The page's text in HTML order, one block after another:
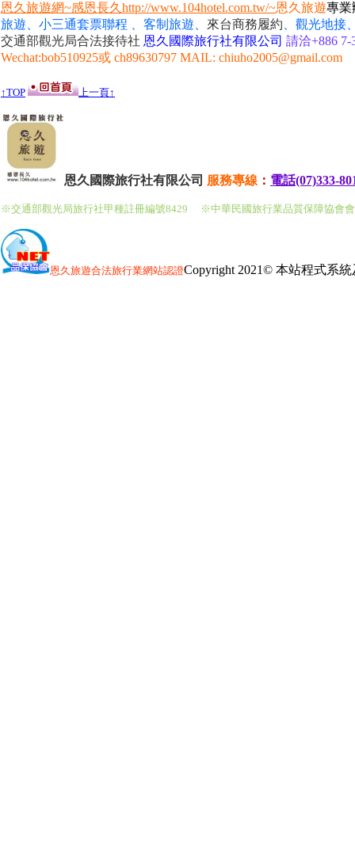
恩久旅遊網~感恩長久http://www.104hotel.com.tw/~恩久旅遊專業
旅遊、小三通套票聯程 、客制旅遊、 來台商務履約
觀光地接
交通部觀光局合法接待社 恩久國際旅行社有限公司 請洽+886 7-
Wechat:bob510925或 ch89630797 MAIL: chiuho2005@gmail.com
↑TOP 上一頁↑
恩久國際旅行社有限公司 服務專線 ： 電話(07)333-
※交通部觀光局旅行社甲種註冊編號8429 ※中華民國旅行業品質保障協會
恩久旅遊合法旅行業網站認證Copyright 2021© 本站程式系